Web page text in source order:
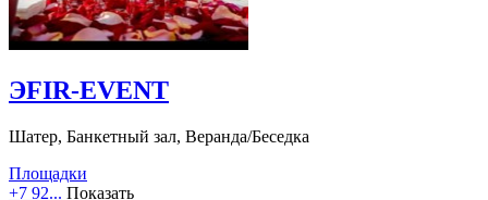
ЭFIR-EVENT
Шатер, Банкетный зал, Веранда/Беседка
Площадки
+7 92... Показать